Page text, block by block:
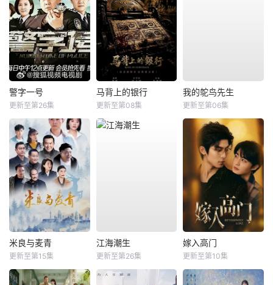
警字一号
更新至第26集
马背上的银行
更新至第08集
我的鸵鸟先生
更新至第06集
米良与麦青
更新至第15集
江海潮生
更新至第26集
嫁入高门
更新至第10集